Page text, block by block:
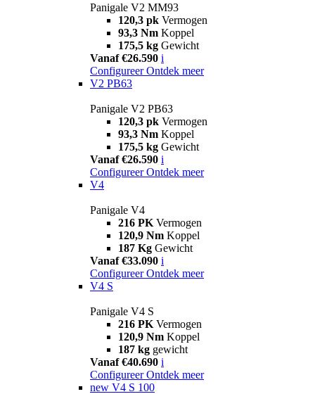
Panigale V2 MM93
120,3 pk Vermogen
93,3 Nm Koppel
175,5 kg Gewicht
Vanaf €26.590 i
Configureer Ontdek meer
V2 PB63
Panigale V2 PB63
120,3 pk Vermogen
93,3 Nm Koppel
175,5 kg Gewicht
Vanaf €26.590 i
Configureer Ontdek meer
V4
Panigale V4
216 PK Vermogen
120,9 Nm Koppel
187 Kg Gewicht
Vanaf €33.090 i
Configureer Ontdek meer
V4 S
Panigale V4 S
216 PK Vermogen
120,9 Nm Koppel
187 kg gewicht
Vanaf €40.690 i
Configureer Ontdek meer
new V4 S 100